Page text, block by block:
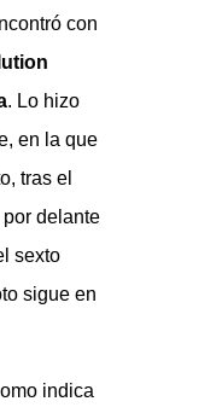
con
. Lo hizo
en la que
tras el
delante
sexto
sigue en
indica